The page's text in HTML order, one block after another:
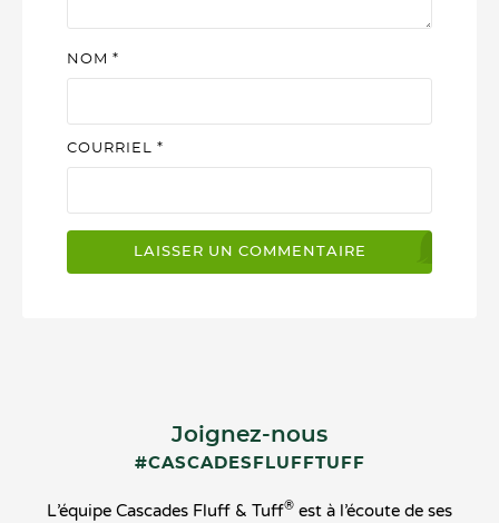
NOM *
COURRIEL *
Joignez-nous
#CASCADESFLUFFTUFF
L’équipe Cascades Fluff & Tuff® est à l’écoute de ses